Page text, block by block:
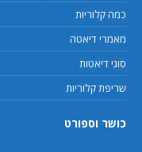
כמה קלוריות
מאמרי דיאטה
סוגי דיאטות
שריפת קלוריות
כושר וספורט